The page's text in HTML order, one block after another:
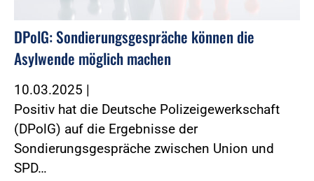
DPolG: Sondierungsgespräche können die
Asylwende möglich machen
10.03.2025 |
Positiv hat die Deutsche Polizeigewerkschaft
(DPolG) auf die Ergebnisse der
Sondierungsgespräche zwischen Union und
SPD…